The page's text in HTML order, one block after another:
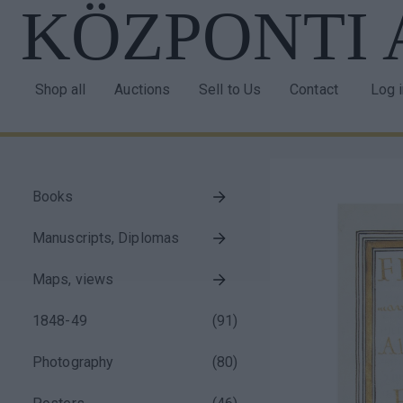
Skip
main
navigation
Shop all Auctions Sell to Us Contact Log
block
Books
Manuscripts, Diplomas
Maps, views
1848-49 (91 )
Photography (80)